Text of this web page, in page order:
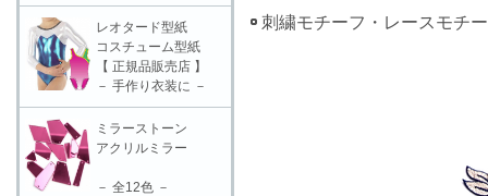
刺繍モチーフ・レースモチ
レオタード型紙
コスチューム型紙
【 正規品販売店 】
－ 手作り衣装に －
ミラーストーン
アクリルミラー
－ 全12色 －